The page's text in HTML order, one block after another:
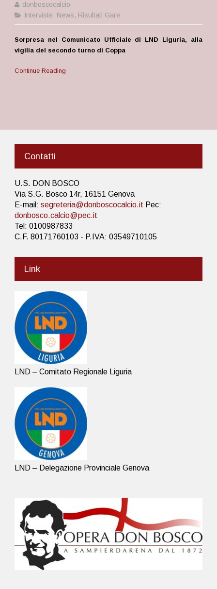
donboscocalcio
Interviste, News, Risultati Gare
Sorpresa nel Comunicato Ufficiale di LND Liguria, alla
vigilia del secondo turno di Coppa
Continue Reading
Contatti
U.S. DON BOSCO
Via S.G. Bosco 14r, 16151 Genova
E-mail: segreteria@donboscocalcio.it Pec:
donbosco.calcio@pec.it
Tel: 0100987833
C.F. 80171760103 - P.IVA: 03549710105
Link
LND – Comitato Regionale Liguria
LND – Delegazione Provinciale Genova